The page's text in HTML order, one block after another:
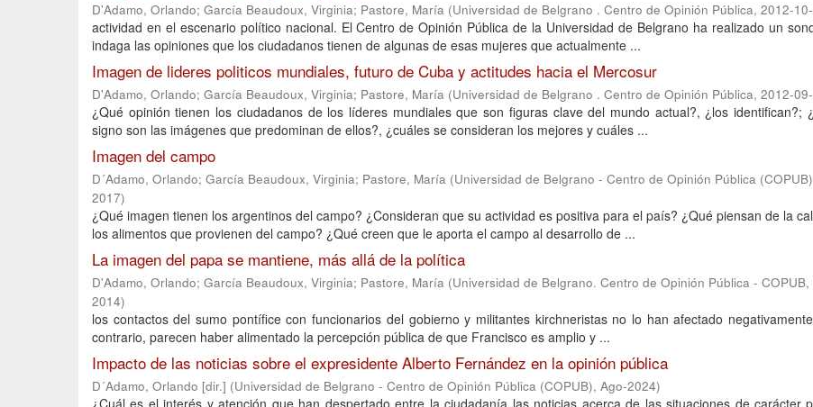
D'Adamo, Orlando; García Beaudoux, Virginia; Pastore, María (Universidad de Belgrano . Centro de Opinión Pública, 2012-
actividad en el escenario político nacional. El Centro de Opinión Pública de la Universidad de Belgrano ha realizado un
indaga las opiniones que los ciudadanos tienen de algunas de esas mujeres que actualmente ...
Imagen de lideres politicos mundiales, futuro de Cuba y actitudes hacia el Mercosur
D'Adamo, Orlando; García Beaudoux, Virginia; Pastore, María (Universidad de Belgrano . Centro de Opinión Pública, 2012-
¿Qué opinión tienen los ciudadanos de los líderes mundiales que son figuras clave del mundo actual?, ¿los identifican?;
signo son las imágenes que predominan de ellos?, ¿cuáles se consideran los mejores y cuáles ...
Imagen del campo
D´Adamo, Orlando; García Beaudoux, Virginia; Pastore, María (Universidad de Belgrano - Centro de Opinión Pública (COPUB)
2017)
¿Qué imagen tienen los argentinos del campo? ¿Consideran que su actividad es positiva para el país? ¿Qué piensan de la
los alimentos que provienen del campo? ¿Qué creen que le aporta el campo al desarrollo de ...
La imagen del papa se mantiene, más allá de la política
D'Adamo, Orlando; García Beaudoux, Virginia; Pastore, María (Universidad de Belgrano. Centro de Opinión Pública - COPUB,
2014)
los contactos del sumo pontífice con funcionarios del gobierno y militantes kirchneristas no lo han afectado
contrario, parecen haber alimentado la percepción pública de que Francisco es amplio y ...
Impacto de las noticias sobre el expresidente Alberto Fernández en la opinión pública
D´Adamo, Orlando [dir.] (Universidad de Belgrano - Centro de Opinión Pública (COPUB), Ago-2024)
¿Cuál es el interés y atención que han despertado entre la ciudadanía las noticias acerca de las situaciones de carácter